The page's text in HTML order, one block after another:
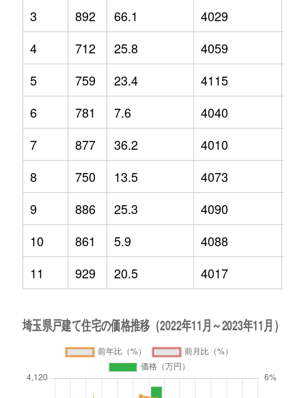
3
892 66.1 4029
4
712 25.8 4059
5
759 23.4 4115
6
781 7.6 4040
7
877 36.2 4010
8
750 13.5 4073
9
886 25.3 4090
10
861 5.9 4088
11
929 20.5 4017